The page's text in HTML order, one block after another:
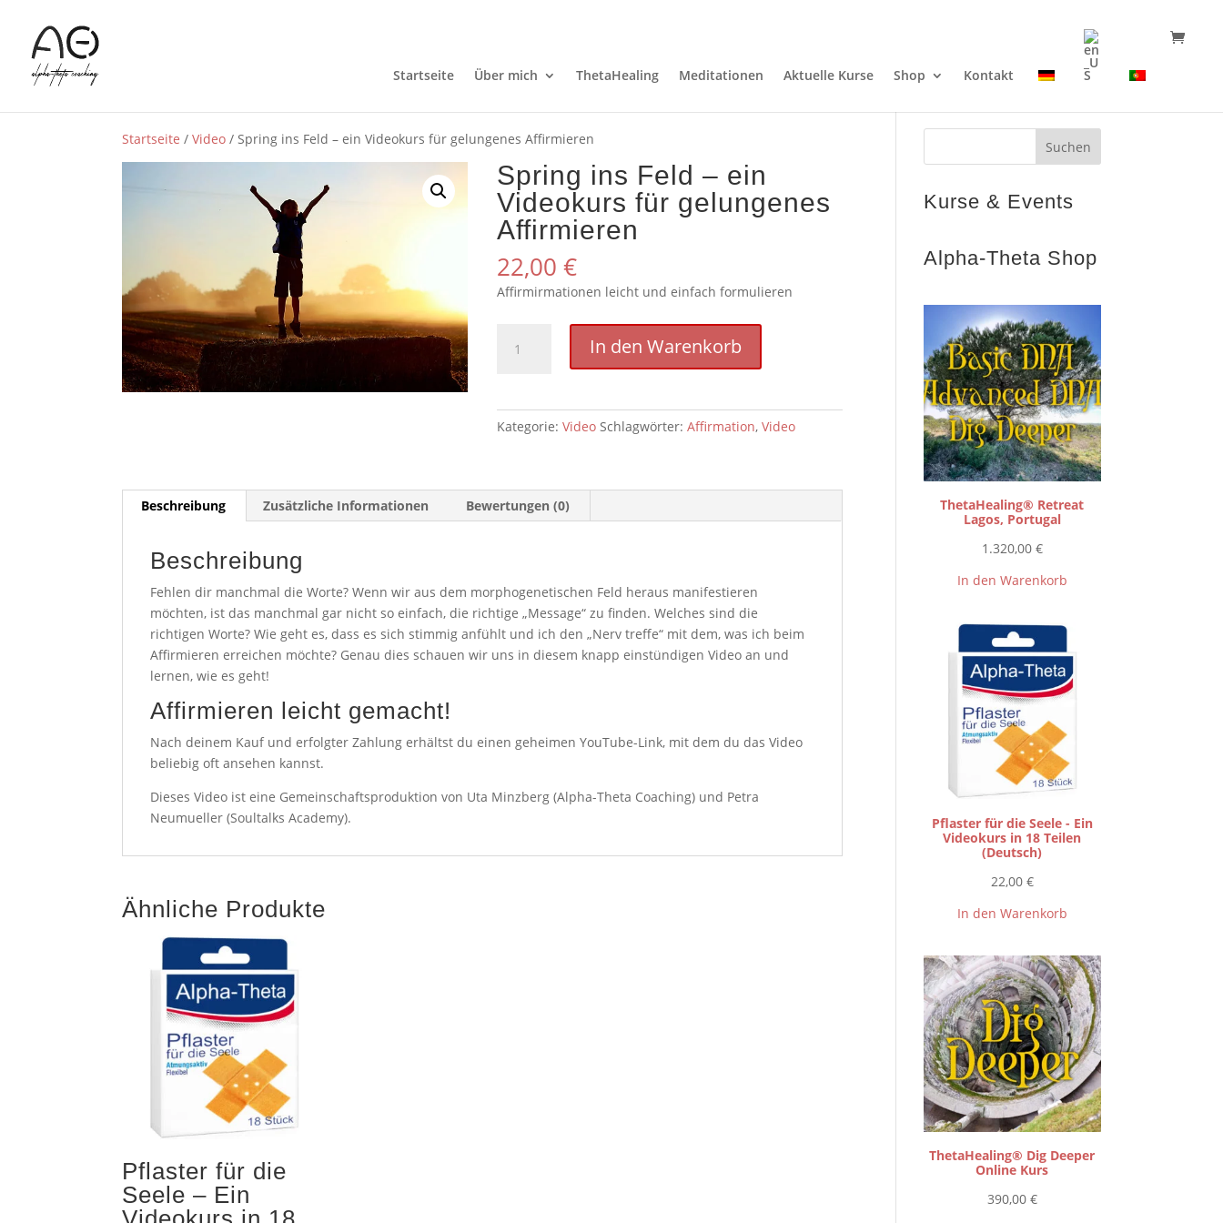
Startseite Über mich ThetaHealing Meditationen Aktuelle Kurse Shop Kontakt
Startseite /Video / Spring ins Feld – ein Videokurs für gelungenes Affirmieren
Spring ins Feld – ein
Videokurs für gelungenes
Affirmieren
22,00€
Affirmirmationen leicht und einfach formulieren
Videokurs
Affirmieren
Menge
In den Warenkorb
Kategorie:Video Schlagwörter:Affirmation,Video
Beschreibung Zusätzliche Informationen Bewertungen (0)
Beschreibung
Fehlen dir manchmal die Worte? Wenn wir aus dem morphogenetischen Feld heraus manifestieren
möchten, ist das manchmal gar nicht so einfach, die richtige „Message“ zu finden. Welches sind die
richtigen Worte? Wie geht es, dass es sich stimmig anfühlt und ich den „Nerv treffe“ mit dem, was ich beim
Affirmieren erreichen möchte? Genau dies schauen wir uns in diesem knapp einstündigen Video an und
lernen, wie es geht!
Affirmieren leicht gemacht!
Nach deinem Kauf und erfolgter Zahlung erhältst du einen geheimen YouTube-Link, mit dem du das Video
beliebig oft ansehen kannst.
Dieses Video ist eine Gemeinschaftsproduktion von Uta Minzberg (Alpha-Theta Coaching) und Petra
Neumueller (Soultalks Academy).
Ähnliche Produkte
Pflaster für die
Seele – Ein
Kurse & Events
Alpha-Theta Shop
ThetaHealing® Retreat
Lagos, Portugal
1.320,00 €
In den Warenkorb
Pflaster für die Seele - Ein
Videokurs in 18 Teilen
(Deutsch)
22,00 €
In den Warenkorb
ThetaHealing® Dig Deeper
Online Kurs
390,00 €